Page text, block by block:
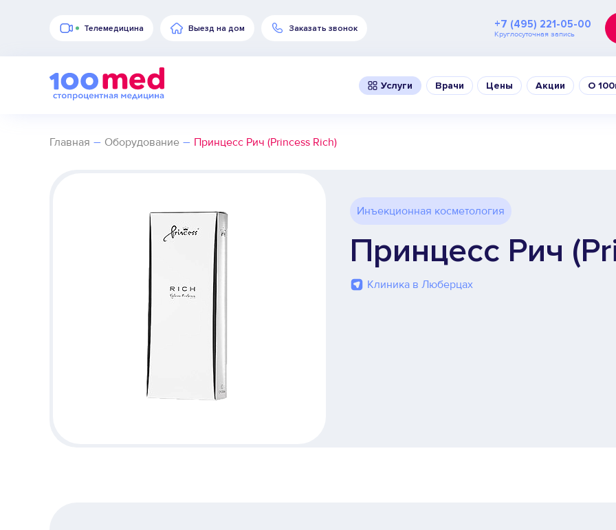
Телемедицина Выезд на дом Заказать звонок +7 (495) 221-05-00
Круглосуточная запись
Услуги Врачи Цены Акции О
Главная – Оборудование – Принцесс Рич (Princess Rich)
Инъекционная косметология
Принцесс Рич
Клиника в Люберцах